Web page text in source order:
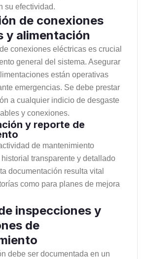
su efectividad.
de conexiones
y alimentación
conexiones eléctricas es crucial
general del sistema. Asegurar
están operativas
emergencias. Se debe prestar
a cualquier indicio de desgaste
y conexiones.
y reporte de
de mantenimiento
transparente y detallado
documentación resulta vital
como para planes de mejora
inspecciones y
de
debe ser documentada en un